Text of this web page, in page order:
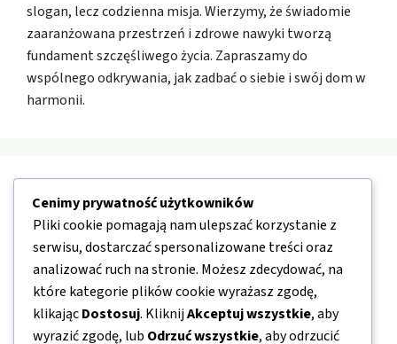
slogan, lecz codzienna misja. Wierzymy, że świadomie
zaaranżowana przestrzeń i zdrowe nawyki tworzą
fundament szczęśliwego życia. Zapraszamy do
wspólnego odkrywania, jak zadbać o siebie i swój dom w
harmonii.
Nawigacja
O nas
Kontakt
Mapa strony
Polityka prywatności
Cenimy prywatność użytkowników
Pliki cookie pomagają nam ulepszać korzystanie z
serwisu, dostarczać spersonalizowane treści oraz
analizować ruch na stronie. Możesz zdecydować, na
które kategorie plików cookie wyrażasz zgodę,
klikającDostosuj. KliknijAkceptuj wszystkie, aby
wyrazić zgodę, lub Odrzuć wszystkie, aby odrzucić